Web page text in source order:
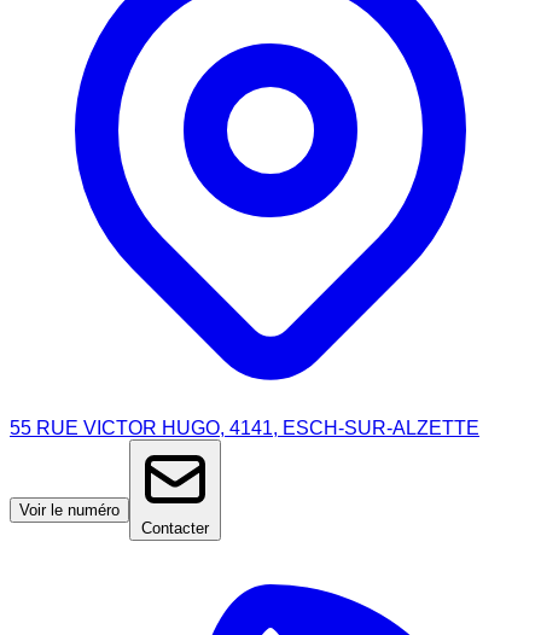
55 RUE VICTOR HUGO, 4141, ESCH-SUR-ALZETTE
Voir le numéro
Contacter